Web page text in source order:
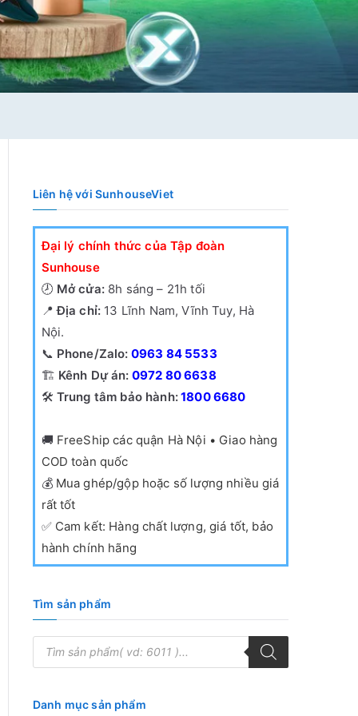
Liên hệ với SunhouseViet
Đại lý chính thức của Tập đoàn
Sunhouse
🕗 Mở cửa:8h sáng – 21h tối
📍Địa chỉ: 13 Lĩnh Nam, Vĩnh Tuy, Hà
Nội.
📞 Phone/Zalo: 0963 84 5533
🏗️ Kênh Dự án: 0972 80 6638
🛠️ Trung tâm bảo hành:1800 6680
🚚 FreeShip các quận Hà Nội • Giao hàng
COD toàn quốc
💰 Mua ghép/gộp hoặc số lượng nhiều giá
rất tốt
✅ Cam kết: Hàng chất lượng, giá tốt, bảo
hành chính hãng
Tìm sản phẩm
T
m
ế
Danh mục sản phẩm